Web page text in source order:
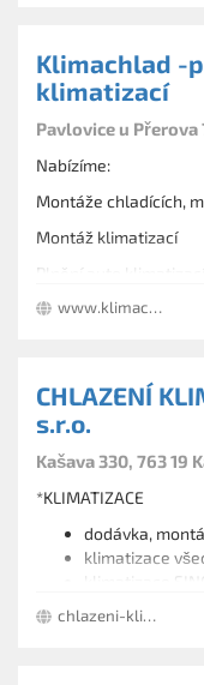
Klimachlad -
klimatizací
Pavlovice u Přerova
Nabízíme:
Montáže chladících,
Montáž klimatizací
Plnění auto klimatizací
Opravy a servis
Projektová činnost a
www.klimachlad.cz
CHLAZENÍ
s.r.o.
Kašava 330, 763 19
*KLIMATIZACE
dodávka,
klimatizace
klimatizace
PANASONIC,
chlazeni-klimatizace.eu/